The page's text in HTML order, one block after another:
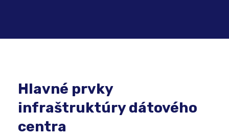
Hlavné prvky
infraštruktúry dátového
centra